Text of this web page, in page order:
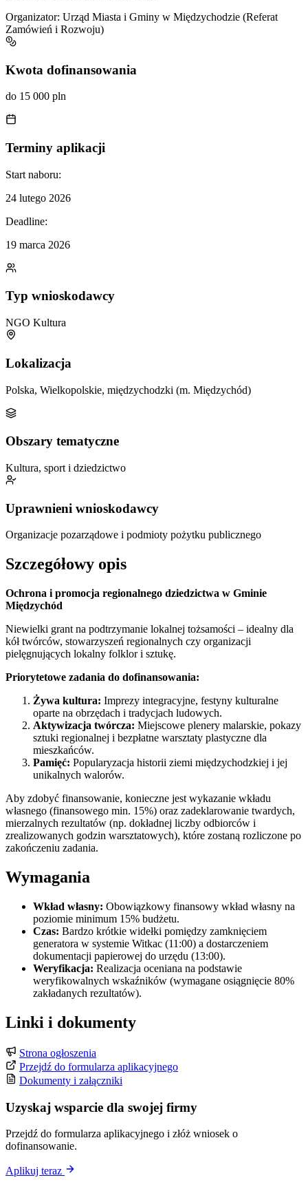
Organizator: Urząd Miasta i Gminy w Międzychodzie (Referat
Zamówień i Rozwoju)
Kwota dofinansowania
do 15 000 pln
Terminy aplikacji
Start naboru:
24 lutego 2026
Deadline:
19 marca 2026
Typ wnioskodawcy
NGO Kultura
Lokalizacja
Polska, Wielkopolskie, międzychodzki (m. Międzychód)
Obszary tematyczne
Kultura, sport i dziedzictwo
Uprawnieni wnioskodawcy
Organizacje pozarządowe i podmioty pożytku publicznego
Szczegółowy opis
Ochrona i promocja regionalnego dziedzictwa w Gminie
Międzychód
Niewielki grant na podtrzymanie lokalnej tożsamości – idealny dla
kół twórców, stowarzyszeń regionalnych czy organizacji
pielęgnujących lokalny folklor i sztukę.
Priorytetowe zadania do dofinansowania:
Żywa kultura: Imprezy integracyjne, festyny kulturalne
oparte na obrzędach i tradycjach ludowych.
Aktywizacja twórcza: Miejscowe plenery malarskie, pokazy
sztuki regionalnej i bezpłatne warsztaty plastyczne dla
mieszkańców.
Pamięć: Popularyzacja historii ziemi międzychodzkiej i jej
unikalnych walorów.
Aby zdobyć finansowanie, konieczne jest wykazanie wkładu
własnego (finansowego min. 15%) oraz zadeklarowanie twardych,
mierzalnych rezultatów (np. dokładnej liczby odbiorców i
zrealizowanych godzin warsztatowych), które zostaną rozliczone po
zakończeniu zadania.
Wymagania
Wkład własny: Obowiązkowy finansowy wkład własny na
poziomie minimum 15% budżetu.
Czas: Bardzo krótkie widełki pomiędzy zamknięciem
generatora w systemie Witkac (11:00) a dostarczeniem
dokumentacji papierowej do urzędu (13:00).
Weryfikacja: Realizacja oceniana na podstawie
weryfikowalnych wskaźników (wymagane osiągnięcie 80%
zakładanych rezultatów).
Linki i dokumenty
Strona ogłoszenia
Przejdź do formularza aplikacyjnego
Dokumenty i załączniki
Uzyskaj wsparcie dla swojej firmy
Przejdź do formularza aplikacyjnego i złóż wniosek o
dofinansowanie.
Aplikuj teraz